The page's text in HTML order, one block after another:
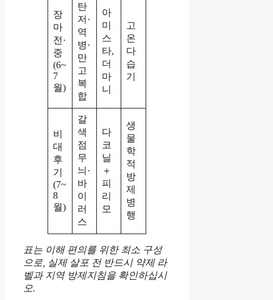
장
마
전·
중
(6~
7
월)
탄
저·
역
병·
만
고
복
합
아
미
스
타,
더
마
니
고
온
다
습
기
비
대
후
기
(7~
8
월)
갈
색
점
무
늬·
바
이
러
스
다
코
닐
＋
피
리
모
생
물
학
적
방
제
병
행
표는 이해 편의를 위한 최소 구성
으로, 실제 살포 전 반드시 약제 라
벨과 지역 방제지침을 확인하십시
오.